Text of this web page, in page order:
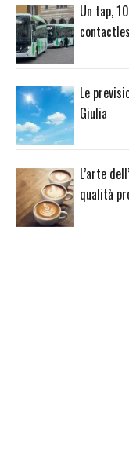
Un tap,
Le
Giulia
L’arte
qualità